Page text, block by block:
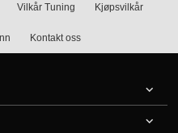
Vilkår Tuning Kjøpsvilkår
Kontakt oss